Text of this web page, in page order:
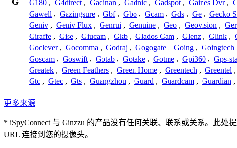
G G180 , G4direct , Gadinan , Gadnic , Gadspot , Gaines Dvr ,
Gawell , Gazingsure , Gbf , Gbo , Gcam , Gds , Ge , Gecko
Geniv , Geniv Flux , Genrui , Genuine , Geo , Geovision ,
Giraffe , Gise , Giucam , Gkb , Glados Cam , Glenz , Glink ,
Goclever , Gocomma , Godraj , Gogogate , Going , Goingtech ,
Goscam , Goswift , Gotab , Gotake , Gotme , Gpi360 , Gps-
Greatek , Green Feathers , Green Home , Greentech , Greentel ,
Gtc , Gtec , Gts , Guangzhou , Guard , Guardcam , Guardian ,
更多来源
* iSpyConnect 与 Ginzzu 的产品没有任何关联、联系或关系。此
URL 连接到您的摄像头。